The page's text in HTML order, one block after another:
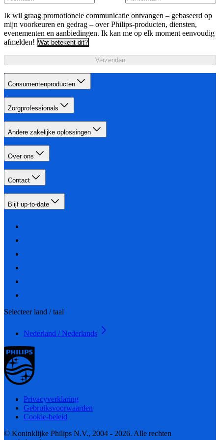
Ik wil graag promotionele communicatie ontvangen – gebaseerd op
mijn voorkeuren en gedrag – over Philips-producten, diensten,
evenementen en aanbiedingen. Ik kan me op elk moment eenvoudig
afmelden! Wat betekent dit?
Verzenden
Consumentenproducten
Zorgprofessionals
Andere zakelijke oplossingen
Over ons
Contact
Blijf up-to-date
Selecteer land / taal
Nederland / Nederlands
Privacyverklaring
Gebruiksvoorwaarden
Cookie-beleid
© Koninklijke Philips N.V., 2004 - 2026. Alle rechten